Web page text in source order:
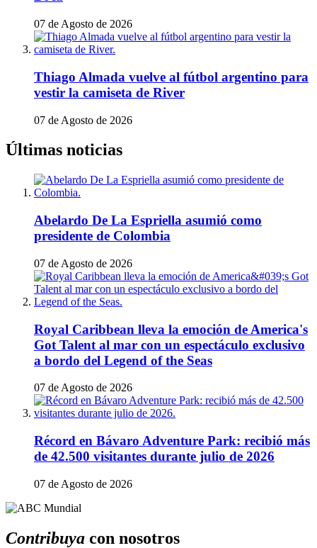
07 de Agosto de 2026
Thiago Almada vuelve al fútbol argentino para
vestir la camiseta de River
07 de Agosto de 2026
Últimas noticias
Abelardo De La Espriella asumió como
presidente de Colombia
07 de Agosto de 2026
Royal Caribbean lleva la emoción de America's
Got Talent al mar con un espectáculo exclusivo
a bordo del Legend of the Seas
07 de Agosto de 2026
Récord en Bávaro Adventure Park: recibió más
de 42.500 visitantes durante julio de 2026
07 de Agosto de 2026
Contribuya con nosotros